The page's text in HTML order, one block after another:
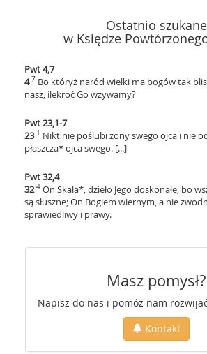
Ostatnio szukane
w Księdze
Pwt 4,7
4 7 Bo któryż naród wielki ma bogów tak
nasz, ilekroć Go wzywamy?
Pwt 23,1-7
23 1 Nikt nie poślubi żony swego ojca i nie
płaszcza* ojca swego. [...]
Pwt 32,4
32 4 On Skała*, dzieło Jego doskonałe, bo
są słuszne; On Bogiem wiernym, a nie
sprawiedliwy i prawy.
Masz pomysł?
Napisz do nas i pomóż nam
Kontakt